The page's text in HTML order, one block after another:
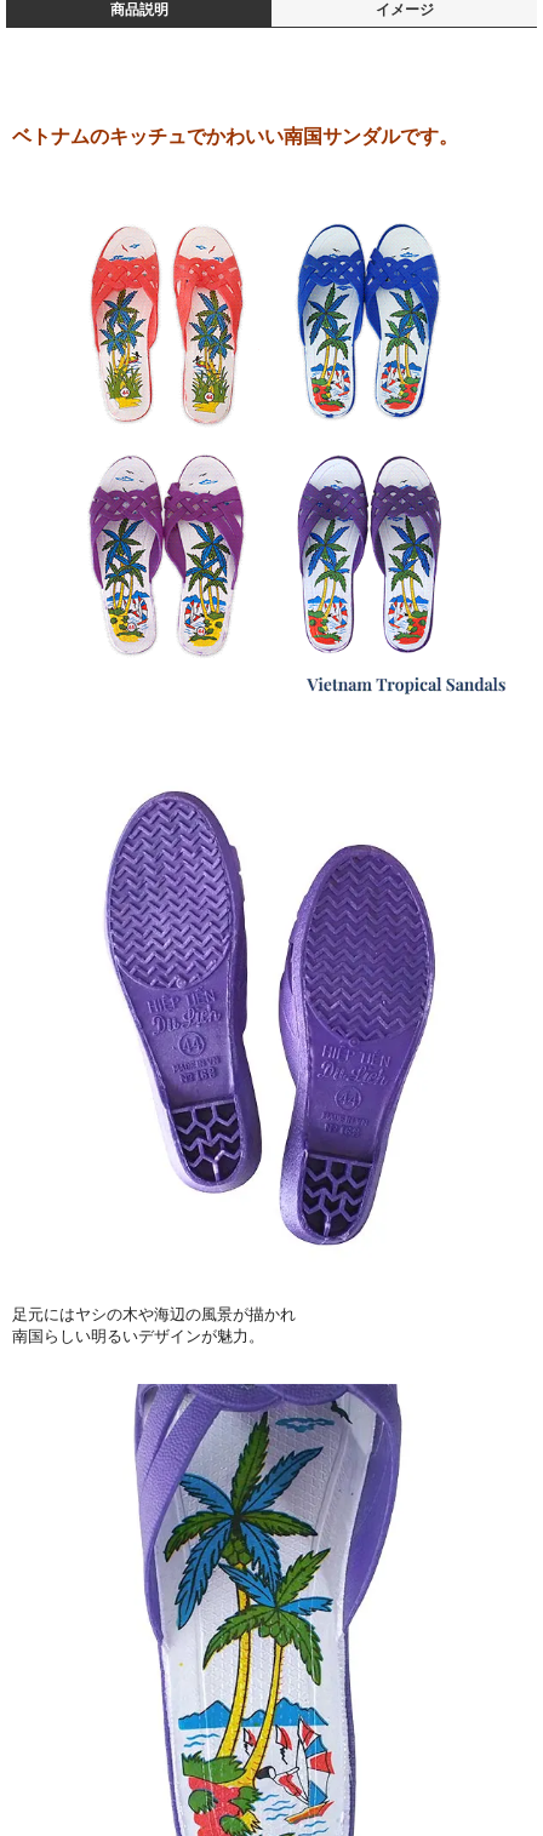
商品説明 イメージ
ベトナムのキッチュでかわいい南国サンダルです。
足元にはヤシの木や海辺の風景が描かれ
南国らしい明るいデザインが魅力。